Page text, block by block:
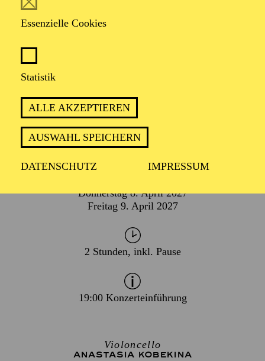
Essenzielle Cookies
Statistik
ALLE AKZEPTIEREN
AUSWAHL SPEICHERN
DATENSCHUTZ IMPRESSUM
TICKETS
Donnerstag 8. April 2027
Freitag 9. April 2027
2 Stunden, inkl. Pause
19:00 Konzerteinführung
Violoncello
ANASTASIA KOBEKINA